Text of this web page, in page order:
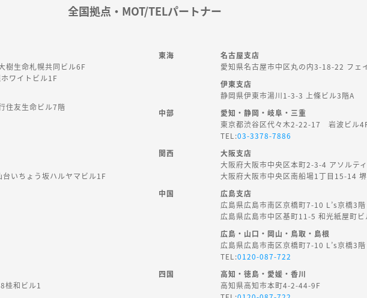
全国拠点・MOT/TELパートナー
樹生命札幌共同ビル6F
ワイトビル1F
住友生命ビル7階
いちょう坂ハルヤマビル1F
桂和ビル1
東海
名古屋支店
愛知県名古屋市中区丸の内3-18-22 フェ
伊東支店
静岡県伊東市湯川1-3-3 上條ビル3階A
中部
愛知・静岡・岐阜・三重
東京都渋谷区代々木2-22-17 岩波ビル
TEL:03-3378-7886
関西
大阪支店
大阪府大阪市中央区本町2-3-4 アソルテ
大阪府大阪市中央区南船場1丁目15-14
中国
広島支店
広島県広島市南区京橋町7-10 L’s京橋3階
広島県広島市中区基町11-5 和光紙屋町ビ
広島・山口・岡山・鳥取・島根
広島県広島市南区京橋町7-10 L’s京橋3階
TEL:0120-087-722
四国
高知・徳島・愛媛・香川
高知県高知市本町4-2-44-9F